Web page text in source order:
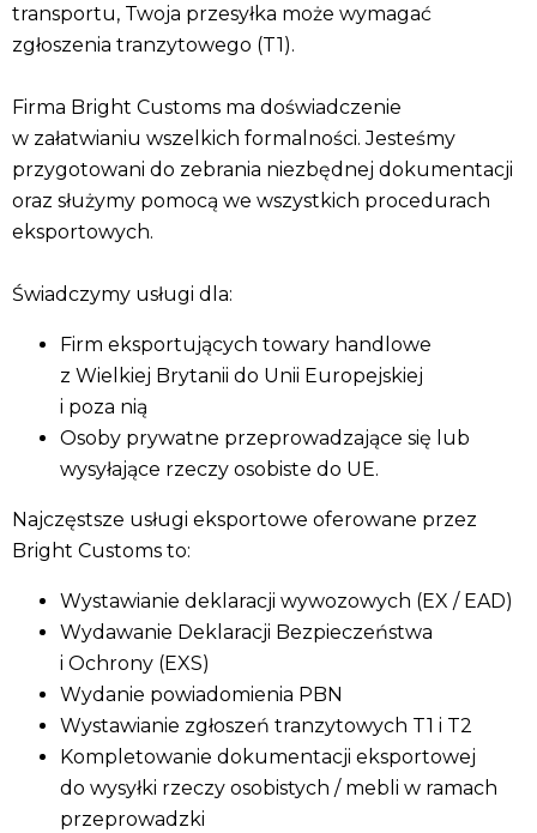
transportu, Twoja przesyłka może wymagać
zgłoszenia tranzytowego (T1).
Firma Bright Customs ma doświadczenie
w załatwianiu wszelkich formalności. Jesteśmy
przygotowani do zebrania niezbędnej dokumentacji
oraz służymy pomocą we wszystkich procedurach
eksportowych.
Świadczymy usługi dla:
Firm eksportujących towary handlowe
z Wielkiej Brytanii do Unii Europejskiej
i poza nią
Osoby prywatne przeprowadzające się lub
wysyłające rzeczy osobiste do UE.
Najczęstsze usługi eksportowe oferowane przez
Bright Customs to:
Wystawianie deklaracji wywozowych (EX / EAD)
Wydawanie Deklaracji Bezpieczeństwa
i Ochrony (EXS)
Wydanie powiadomienia PBN
Wystawianie zgłoszeń tranzytowych T1 i T2
Kompletowanie dokumentacji eksportowej
do wysyłki rzeczy osobistych / mebli w ramach
przeprowadzki